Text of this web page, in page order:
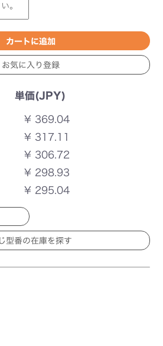
単価(JPY)
¥ 369.04
¥ 317.11
¥ 306.72
¥ 298.93
¥ 295.04